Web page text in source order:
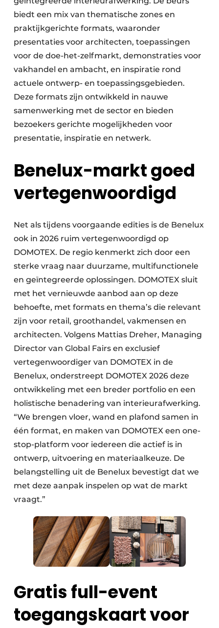
biedt een mix van thematische zones en
praktijkgerichte formats, waaronder
presentaties voor architecten, toepassingen
voor de doe-het-zelfmarkt, demonstraties voor
vakhandel en ambacht, en inspiratie rond
actuele ontwerp- en toepassingsgebieden.
Deze formats zijn ontwikkeld in nauwe
samenwerking met de sector en bieden
bezoekers gerichte mogelijkheden voor
presentatie, inspiratie en netwerk.
Benelux-markt goed
vertegenwoordigd
Net als tijdens voorgaande edities is de Benelux
ook in 2026 ruim vertegenwoordigd op
DOMOTEX. De regio kenmerkt zich door een
sterke vraag naar duurzame, multifunctionele
en geïntegreerde oplossingen. DOMOTEX sluit
met het vernieuwde aanbod aan op deze
behoefte, met formats en thema’s die relevant
zijn voor retail, groothandel, vakmensen en
architecten. Volgens Mattias Dreher, Managing
Director van Global Fairs en exclusief
vertegenwoordiger van DOMOTEX in de
Benelux, onderstreept DOMOTEX 2026 deze
ontwikkeling met een breder portfolio en een
holistische benadering van interieurafwerking.
“We brengen vloer, wand en plafond samen in
één format, en maken van DOMOTEX een one-
stop-platform voor iedereen die actief is in
ontwerp, uitvoering en materiaalkeuze. De
belangstelling uit de Benelux bevestigt dat we
met deze aanpak inspelen op wat de markt
vraagt.”
Gratis full-event
toegangskaart voor